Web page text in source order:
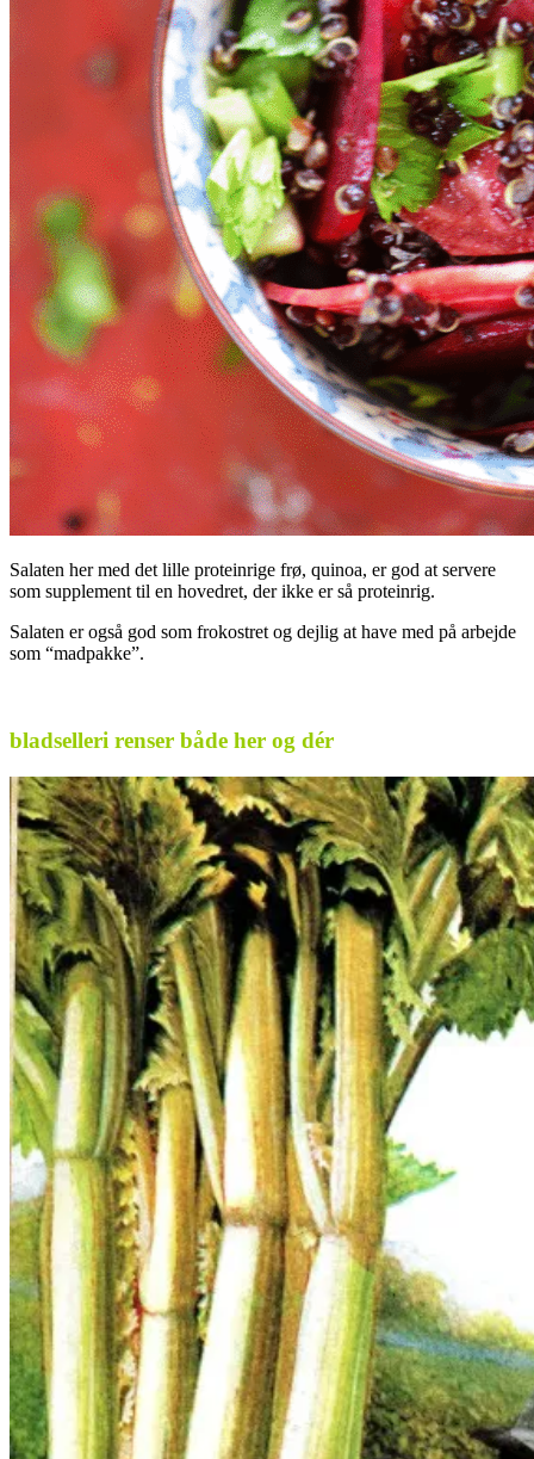
Salaten her med det lille proteinrige frø, quinoa, er god at servere
som supplement til en hovedret, der ikke er så proteinrig.
Salaten er også god som frokostret og dejlig at have med på arbejde
som “madpakke”.
bladselleri renser både her og dér